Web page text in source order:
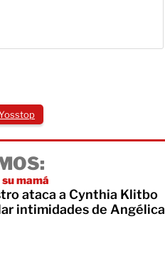
mamá
ataca a Cynthia Klitbo
intimidades de Angélica